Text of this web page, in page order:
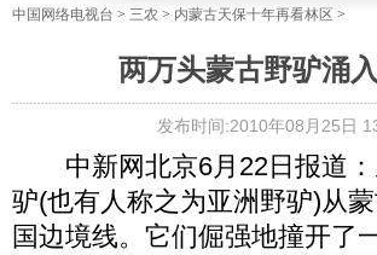
中国网络电视台 > 三农 > 内蒙古天保十年再看林区 >
两万头蒙古野驴涌
发布时间:2010年08月25日
中新网北京6月22日报道：
驴(也有人称之为亚洲野驴)从
国边境线。它们倔强地撞开了